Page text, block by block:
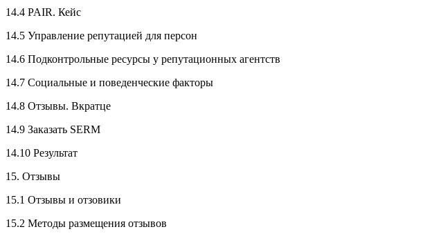
14.4 PAIR. Кейс
14.5 Управление репутацией для персон
14.6 Подконтрольные ресурсы у репутационных агентств
14.7 Социальные и поведенческие факторы
14.8 Отзывы. Вкратце
14.9 Заказать SERM
14.10 Результат
15. Отзывы
15.1 Отзывы и отзовики
15.2 Методы размещения отзывов